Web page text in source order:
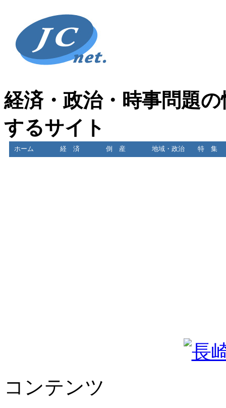
経済・政治・時事問題
するサイト
ホーム 経 済 倒 産 地域・政治 特 集
コンテンツ